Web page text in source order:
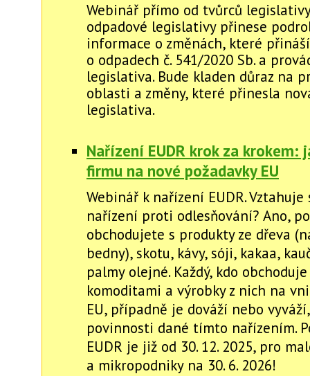
Webinář přímo od tvůrců
odpadové legislativy přinese
informace o změnách, které
o odpadech č. 541/2020 Sb. a
legislativa. Bude kladen důraz na
oblasti a změny, které přinesla
legislativa.
Nařízení EUDR krok za krokem:
firmu na nové požadavky EU
Webinář k nařízení EUDR. Vztahuje
nařízení proti odlesňování? Ano,
obchodujete s produkty ze dřeva
bedny), skotu, kávy, sóji, kakaa,
palmy olejné. Každý, kdo
komoditami a výrobky z nich na
EU, případně je dováží nebo
povinnosti dané tímto nařízením.
EUDR je již od 30. 12. 2025, pro
a mikropodniky na 30. 6. 2026!